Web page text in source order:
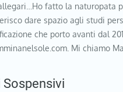
fatto la naturopata
dare spazio agli studi
che porto avanti dal
Mi chiamo
Sospensivi